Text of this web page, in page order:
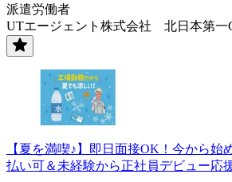
派遣労働者
UTエージェント株式会社 北日本第一
【夏を満喫♪】即日面接OK！今から
払い可＆未経験から正社員デビュー応